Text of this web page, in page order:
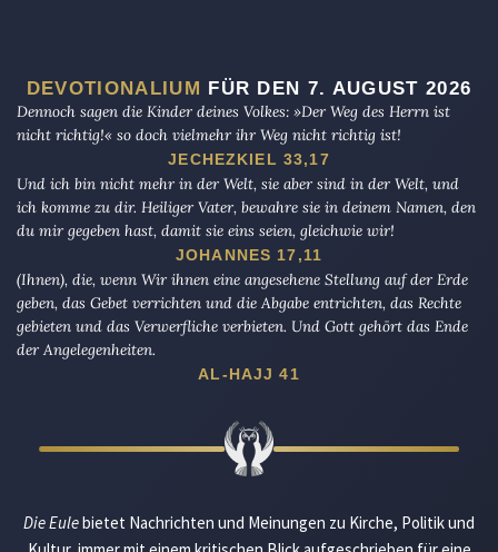
DEVOTIONALIUM FÜR DEN 7. AUGUST 2026
Dennoch sagen die Kinder deines Volkes: »Der Weg des Herrn ist
nicht richtig!« so doch vielmehr ihr Weg nicht richtig ist!
JECHEZKIEL 33,17
Und ich bin nicht mehr in der Welt, sie aber sind in der Welt, und
ich komme zu dir. Heiliger Vater, bewahre sie in deinem Namen, den
du mir gegeben hast, damit sie eins seien, gleichwie wir!
JOHANNES 17,11
(Ihnen), die, wenn Wir ihnen eine angesehene Stellung auf der Erde
geben, das Gebet verrichten und die Abgabe entrichten, das Rechte
gebieten und das Verwerfliche verbieten. Und Gott gehört das Ende
der Angelegenheiten.
AL-HAJJ 41
Die Eulebietet Nachrichten und Meinungen zu Kirche, Politik und